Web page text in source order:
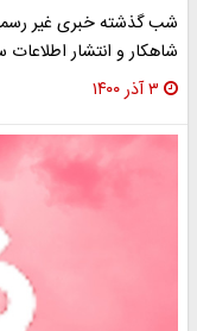
شب گذشته خبری غیر
شاهکار و انتشار
۳ آذر ۱۴۰۰